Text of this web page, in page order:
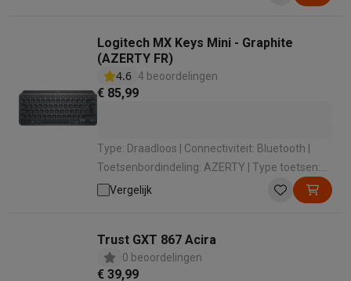
Logitech MX Keys Mini - Graphite
(AZERTY FR)
4.6 4 beoordelingen
€ 85,99
Type: Draadloos | Connectiviteit: Bluetooth |
Toetsenbordindeling: AZERTY | Type toetsen:
Chiclet-toetsenbord | Numeriek: Zonder
Vergelijk
Trust GXT 867 Acira
0 beoordelingen
€ 39,99